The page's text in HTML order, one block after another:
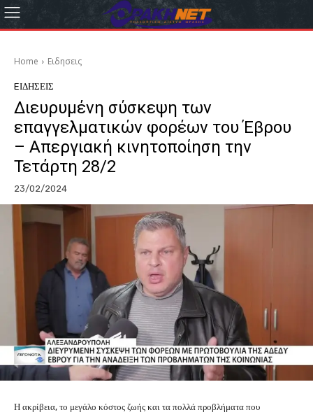
Home Eιδησεις
EΙΔΗΣΕΙΣ
Διευρυμένη σύσκεψη των
επαγγελματικών φορέων του Έβρου
– Απεργιακή κινητοποίηση την
Τετάρτη 28/2
23/02/2024
Η ακρίβεια, το μεγάλο κόστος ζωής και τα πολλά προβλήματα που